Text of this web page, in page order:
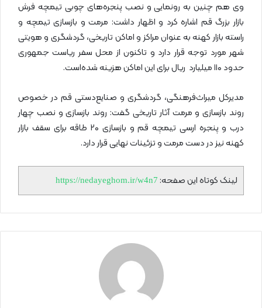
وی هم چنین به رونمایی و نصب پنجره‌های چوبی تیمچه فرش
بازار بزرگ قم اشاره کرد و اظهار داشت: مرمت و بازسازی تیمچه و
راسته بازار کهنه به عنوان مراکز و اماکن تاریخی، گردشگری و هویتی
شهر مورد توجه قرار دارد و تاکنون از محل سفر ریاست جمهوری
حدود ۱۱۰ میلیارد ریال برای این اماکن هزینه شده‌است.
مدیرکل میراث‌فرهنگی، گردشگری و صنایع‌دستی قم در خصوص
روند بازسازی و مرمت آثار تاریخی گفت: روند بازسازی و نصب چهار
درب و پنجره ارسی تیمچه قم و بازسازی ۲۰ طاقه برای سقف بازار
کهنه نیز در دست مرمت و تزئینات نهایی قرار دارد.
لینک کوتاه این صفحه: https://nedayeghom.ir/w4n7